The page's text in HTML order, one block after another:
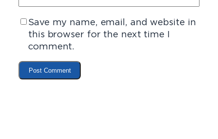
Save my name, email, and website in
this browser for the next time I
comment.